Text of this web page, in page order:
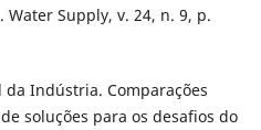
Supply, v. 24, n. 9, p.
da Indústria. Comparações
soluções para os desafios do